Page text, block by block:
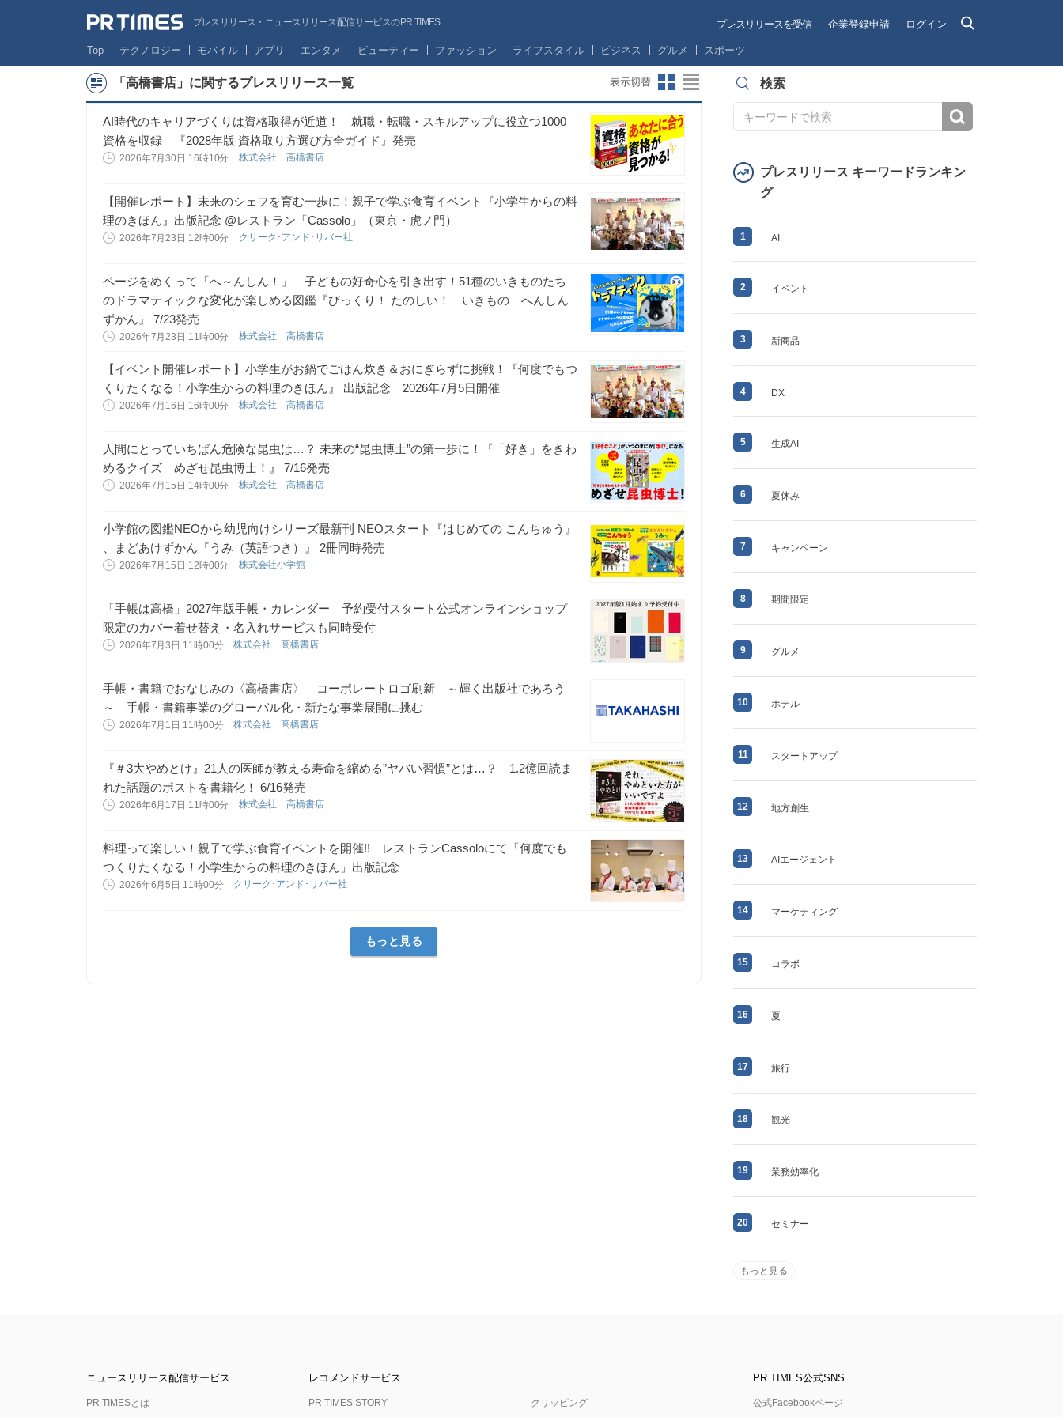
プレスリリース・ニュースリリース配信サービスのPR TIMES プレスリリースを受信 企業登録申請 ログイン
Top テクノロジー モバイル アプリ エンタメ ビューティー ファッション ライフスタイル ビジネス グルメ スポーツ
「高橋書店」に関するプレスリリース一覧 表示切替
AI時代のキャリアづくりは資格取得が近道！ 就職・転職・スキルアップに役立つ1000
資格を収録 『2028年版 資格取り方選び方全ガイド』発売
2026年7月30日 16時10分 株式会社 高橋書店
【開催レポート】未来のシェフを育む一歩に！親子で学ぶ食育イベント『小学生からの料
理のきほん』出版記念 @レストラン「Cassolo」（東京・虎ノ門）
2026年7月23日 12時00分 クリーク･アンド･リバー社
ページをめくって「へ～んしん！」 子どもの好奇心を引き出す！51種のいきものたち
のドラマティックな変化が楽しめる図鑑『びっくり！ たのしい！ いきもの へんしん
ずかん』 7/23発売
2026年7月23日 11時00分 株式会社 高橋書店
【イベント開催レポート】小学生がお鍋でごはん炊き＆おにぎらずに挑戦！『何度でもつ
くりたくなる！小学生からの料理のきほん』 出版記念 2026年7月5日開催
2026年7月16日 16時00分 株式会社 高橋書店
人間にとっていちばん危険な昆虫は…？ 未来の“昆虫博士”の第一歩に！『「好き」をきわ
めるクイズ めざせ昆虫博士！』 7/16発売
2026年7月15日 14時00分 株式会社 高橋書店
小学館の図鑑NEOから幼児向けシリーズ最新刊 NEOスタート『はじめての こんちゅう』
、まどあけずかん『うみ（英語つき）』 2冊同時発売
2026年7月15日 12時00分 株式会社小学館
「手帳は高橋」2027年版手帳・カレンダー 予約受付スタート公式オンラインショップ
限定のカバー着せ替え・名入れサービスも同時受付
2026年7月3日 11時00分 株式会社 高橋書店
手帳・書籍でおなじみの〈高橋書店〉 コーポレートロゴ刷新 ～輝く出版社であろう
～ 手帳・書籍事業のグローバル化・新たな事業展開に挑む
2026年7月1日 11時00分 株式会社 高橋書店
『＃3大やめとけ』21人の医師が教える寿命を縮める”ヤバい習慣”とは…？ 1.2億回読ま
れた話題のポストを書籍化！ 6/16発売
2026年6月17日 11時00分 株式会社 高橋書店
料理って楽しい！親子で学ぶ食育イベントを開催!! レストランCassoloにて「何度でも
つくりたくなる！小学生からの料理のきほん」出版記念
2026年6月5日 11時00分 クリーク･アンド･リバー社
もっと見る
検索
プレスリリース キーワードランキン
グ
1 AI
2 イベント
3 新商品
4 DX
5 生成AI
6 夏休み
7 キャンペーン
8 期間限定
9 グルメ
10 ホテル
11 スタートアップ
12 地方創生
13 AIエージェント
14 マーケティング
15 コラボ
16 夏
17 旅行
18 観光
19 業務効率化
20 セミナー
もっと見る
ニュースリリース配信サービス
PR TIMESとは
レコメンドサービス
PR TIMES STORY クリッピング
PR TIMES公式SNS
公式Facebookページ